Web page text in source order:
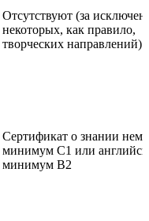
Отсутствуют (за
некоторых, как правило,
творческих направлений)
Сертификат о знании
минимум С1 или
минимум В2